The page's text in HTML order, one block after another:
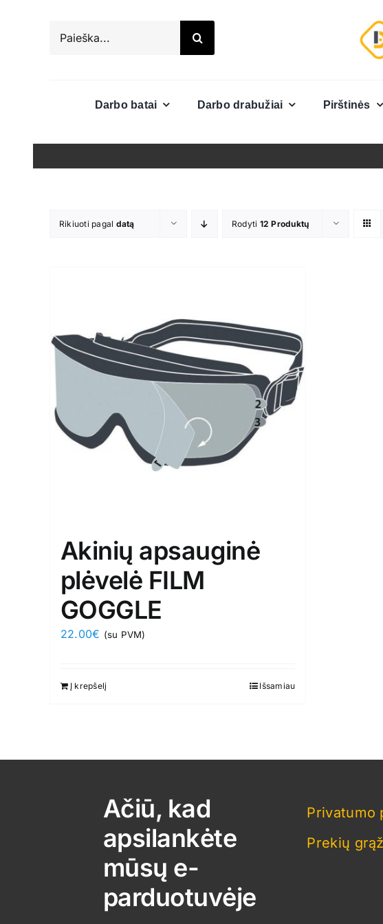
Darbo batai Darbo drabužiai Pirštinės
Rikiuoti pagal datą Rodyti 12 Produktų
Akinių apsauginė
plėvelė FILM
GOGGLE
22.00€ (su PVM)
Į krepšelį Išsamiau
Ačiū, kad
apsilankėte
mūsų e-
parduotuvėje
Privatumo
Prekių